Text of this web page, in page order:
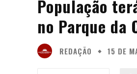
População
no Parque da
REDAÇÃO 15 DE